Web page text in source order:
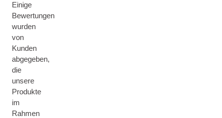
Einige
Bewertungen
wurden
von
Kunden
abgegeben,
die
unsere
Produkte
im
Rahmen